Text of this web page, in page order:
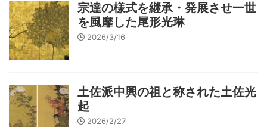
宗達の様式を継承・発展させ一世
を風靡した尾形光琳
2026/3/16
土佐派中興の祖と称された土佐光
起
2026/2/27